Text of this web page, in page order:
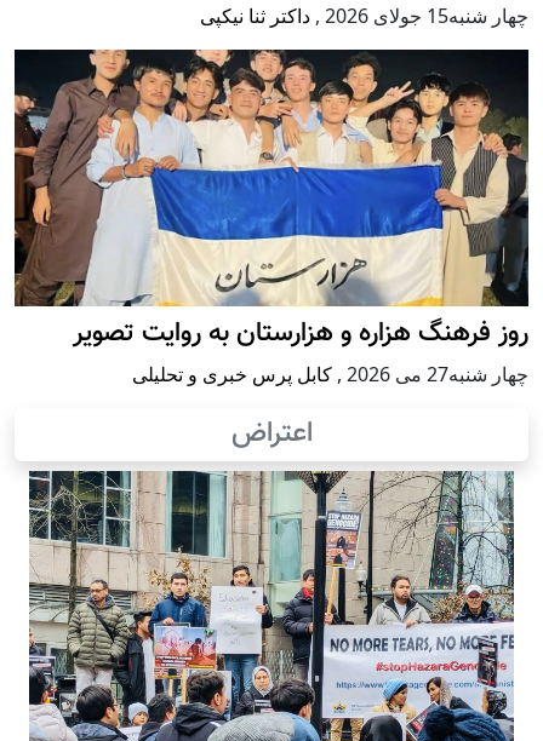
چهار شنبه15 جولای 2026 , داکتر ثنا نیکپی
روز فرهنگ هزاره و هزارستان به روایت تصویر
چهار شنبه27 می 2026 , کابل پرس خبری و تحلیلی
اعتراض